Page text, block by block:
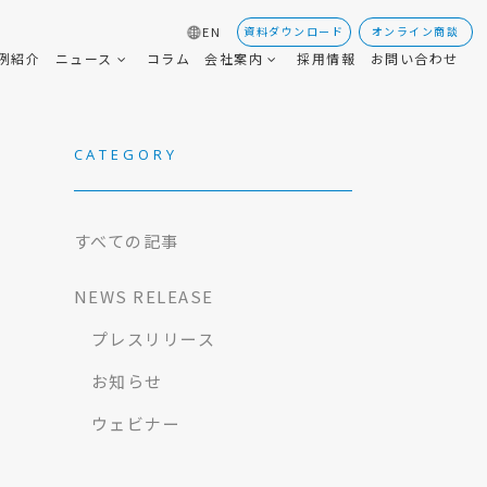
紹介 ニュース コラム 会社案内 採用情報 お問い合わせ
EN 資料ダウンロード オンライン商談
CATEGORY
すべての記事
NEWS RELEASE
プレスリリース
お知らせ
ウェビナー